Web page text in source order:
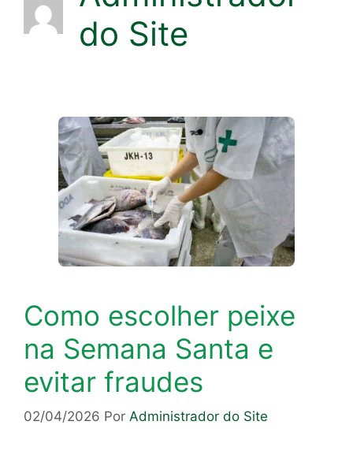
do Site
Como escolher peixe
na Semana Santa e
evitar fraudes
02/04/2026 Por Administrador do Site